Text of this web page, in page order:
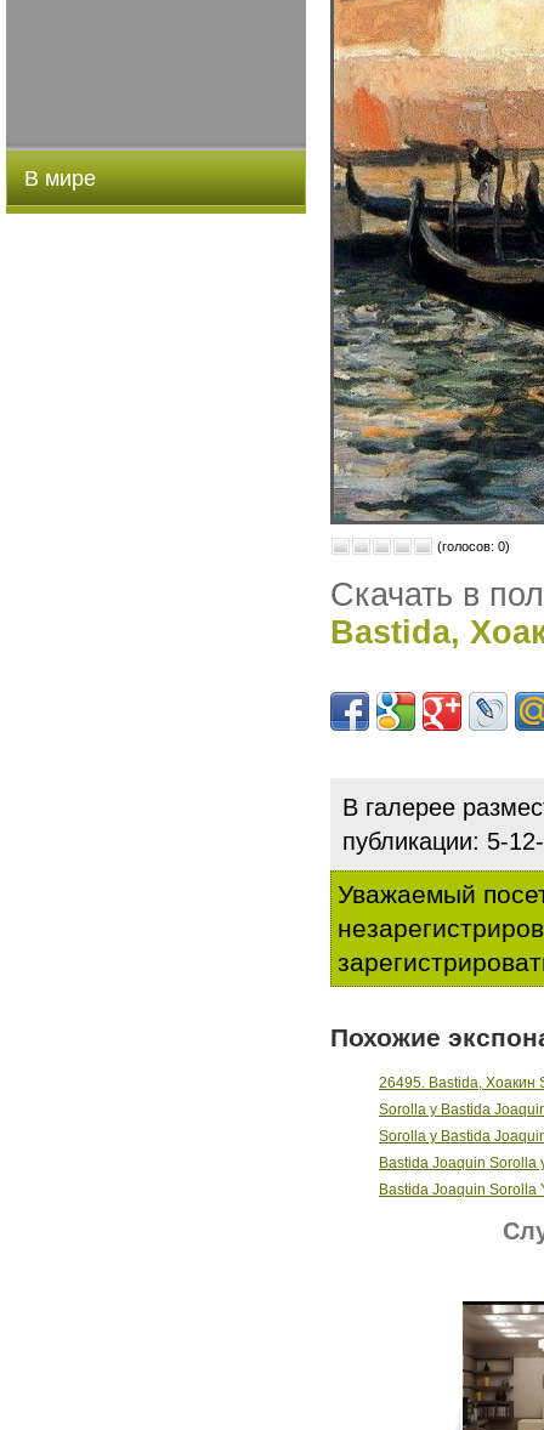
В мире
(голосов: 0)
Скачать в
Bastida,
В галерее
публикации: 5-
Уважаемый
Похожие
26495. Bastida, Хоакин
Sorolla y Bastida
Sorolla y Bastida
Bastida Joaquin Sorolla
Bastida Joaquin Sorolla